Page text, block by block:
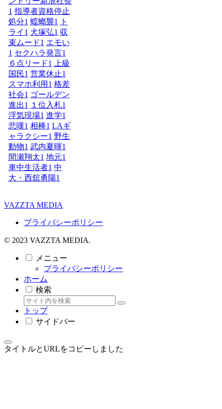
1 指導者資格停止
処分1 蟷螂襲1
ト
ライ 1 犬塚弘1 収
束ムード1 エモい
1 セクハラ発言1
６点リード1
上級
国民1 営業休止1
スマホ利用 1 格差
社会1 ゴールデン
進出1 １位入札1
浮気現場1 進学1
悲嘆1 相棒1 LAギ
ャラクシー1 野生
動物1 武内夏暉1
間瀬翔太1 地元1
車中生活者1 中
大・西舘勇陽1
VAZZTA MEDIA
プライバシーポリシー
© 2023 VAZZTA MEDIA.
メニュー
プライバシーポリシー
ホーム
検索
トップ
サイドバー
タイトルとURLをコピーしました